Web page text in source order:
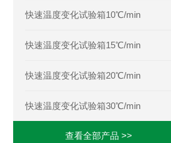
快速温度变化试验箱10℃/min
快速温度变化试验箱15℃/min
快速温度变化试验箱20℃/min
快速温度变化试验箱30℃/min
查看全部产品 >>